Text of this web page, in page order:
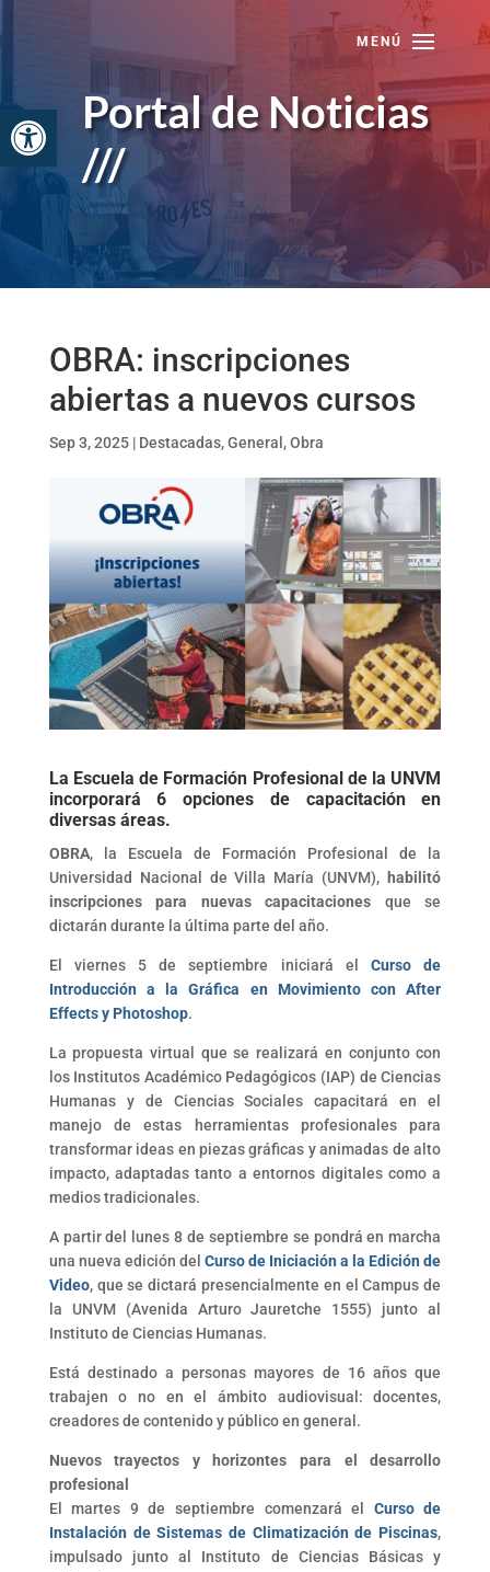
Abrir barra de herramientas
Portal de Noticias
///
OBRA: inscripciones
abiertas a nuevos cursos
Sep 3, 2025| Destacadas,General ,Obra
La Escuela de Formación Profesional de la UNVM
incorporará 6 opciones de capacitación en
diversas áreas.
OBRA, la Escuela de Formación Profesional de la
Universidad Nacional de Villa María (UNVM), habilitó
inscripciones para nuevas capacitaciones que se
dictarán durante la última parte del año.
El viernes 5 de septiembre iniciará elCurso de
Introducción a la Gráfica en Movimiento con After
Effects y Photoshop.
La propuesta virtual que se realizará en conjunto con
los Institutos Académico Pedagógicos (IAP) de Ciencias
Humanas y de Ciencias Sociales capacitará en el
manejo de estas herramientas profesionales para
transformar ideas en piezas gráficas y animadas de alto
impacto, adaptadas tanto a entornos digitales como a
medios tradicionales.
A partir del lunes 8 de septiembre se pondrá en marcha
una nueva edición del Curso de Iniciación a la Edición de
Video, que se dictará presencialmente en el Campus de
la UNVM (Avenida Arturo Jauretche 1555) junto al
Instituto de Ciencias Humanas.
Está destinado a personas mayores de 16 años que
trabajen o no en el ámbito audiovisual: docentes,
creadores de contenido y público en general.
Nuevos trayectos y horizontes para el desarrollo
profesional
El martes 9 de septiembre comenzará el Curso de
Instalación de Sistemas de Climatización de Piscinas,
impulsado junto al Instituto de Ciencias Básicas y